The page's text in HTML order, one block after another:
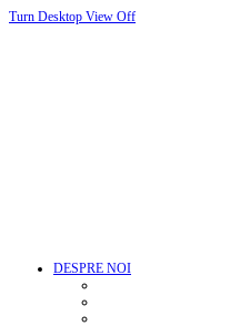
Turn Desktop View Off
DESPRE NOI